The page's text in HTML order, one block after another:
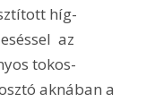
híg-
 az
tokos-
aknában a